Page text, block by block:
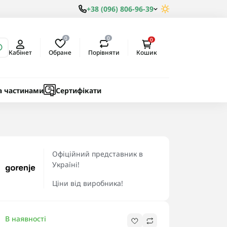
+38 (096) 806-96-39
Кабінет
0
Обране
0
Порівняти
0
Кошик
частинами Сертифікати
Офіційний представник в
Україні!
Ціни від виробника!
В наявності